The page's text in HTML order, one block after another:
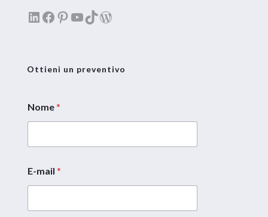
LinkedIn
Facebook
Pinterest
YouTube
TikTok
WordPress
Ottieni un preventivo
Nome*
E-mail *